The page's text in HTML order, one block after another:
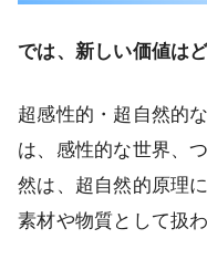
では、新しい価値は
超感性的・超自然的
は、感性的な世界、
然は、超自然的原理
素材や物質として扱